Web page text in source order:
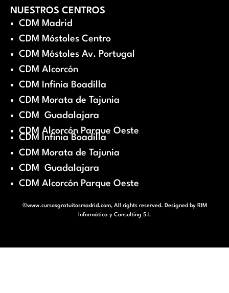
NUESTROS CENTROS
CDM Madrid
CDM Móstoles Centro
CDM Móstoles Av. Portugal
CDM Alcorcón
CDM Infinia Boadilla
CDM Morata de Tajunia
CDM Guadalajara
CDM Alcorcón Parque Oeste
CDM Infinia Boadilla
CDM Morata de Tajunia
CDM Guadalajara
CDM Alcorcón Parque Oeste
©www.cursosgratuitosmadrid.com, All rights reserved. Designed by RIM
Informática y Consulting S.L